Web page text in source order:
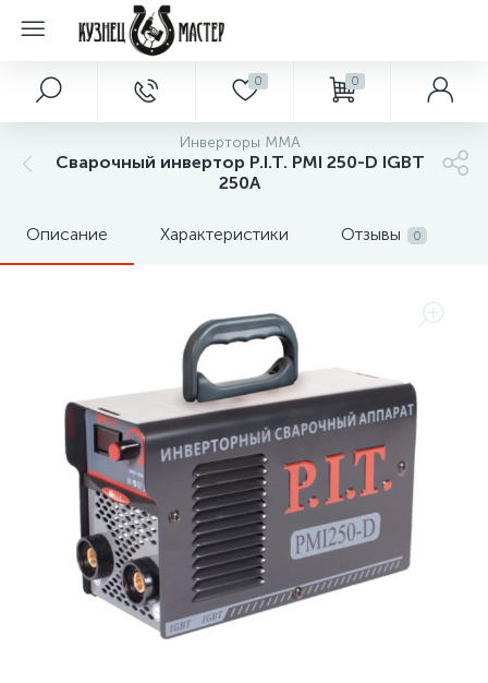
0 0
Инверторы MMA
Сварочный инвертор P.I.T. PMI 250-D IGBT
250A
Описание Характеристики Отзывы 0